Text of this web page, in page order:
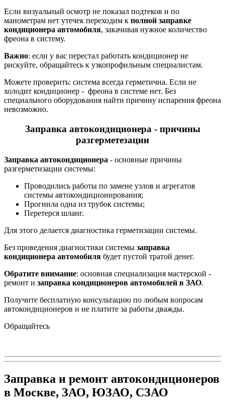
Если визуальный осмотр не показал подтеков и по
манометрам нет утечек переходим к полной заправке
кондиционера автомобиля, закачивая нужное количество
фреона в систему.
Важно: если у вас перестал работать кондиционер не
рискуйте, обращайтесь к узкопрофильным специалистам.
Можете проверить: система всегда герметична. Если не
холодит кондиционер - фреона в системе нет. Без
специального оборудования найти причину испарения фреона
невозможно.
Заправка автокондиционера - причины
разгерметезации
Заправка автокондиционера - основные причины
разгерметизации системы:
Проводились работы по замене узлов и агрегатов
системы автокондиционирования;
Прогнила одна из трубок системы;
Перетерся шланг.
Для этого делается диагностика герметизации системы.
Без проведения диагностики системы заправка
кондиционера автомобиля будет пустой тратой денег.
Обратите внимание: основная специализация мастерской -
ремонт и заправка кондиционеров автомобилей в ЗАО.
Получите бесплатную консультацию по любым вопросам
автокондиционеров и не платите за работы дважды.
Обращайтесь
Заправка и ремонт автокондиционеров
в Москве, ЗАО, ЮЗАО, СЗАО